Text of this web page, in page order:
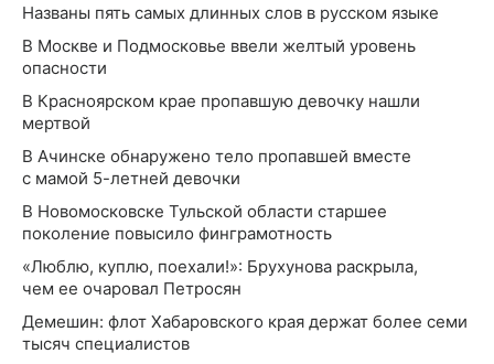
Названы пять самых длинных слов в русском языке
В Москве и Подмосковье ввели желтый уровень
опасности
В Красноярском крае пропавшую девочку нашли
мертвой
В Ачинске обнаружено тело пропавшей вместе
с мамой 5-летней девочки
В Новомосковске Тульской области старшее
поколение повысило финграмотность
«Люблю, куплю, поехали!»: Брухунова раскрыла,
чем ее очаровал Петросян
Демешин: флот Хабаровского края держат более семи
тысяч специалистов